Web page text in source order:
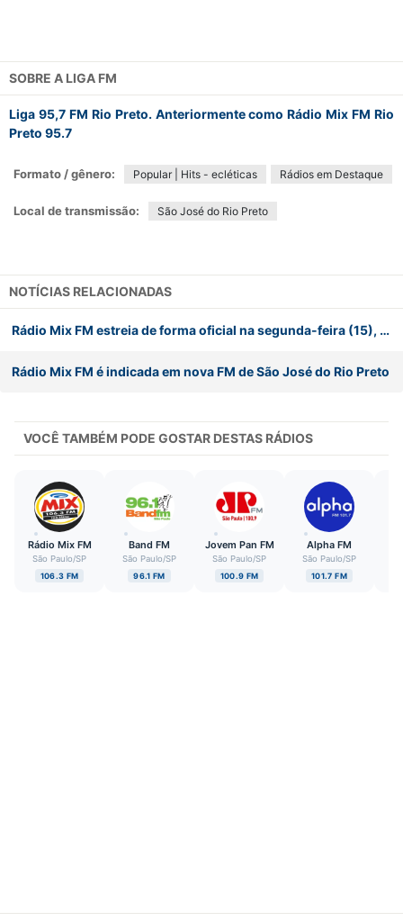
SOBRE A LIGA FM
Liga 95,7 FM Rio Preto. Anteriormente como Rádio Mix FM Rio
Preto 95.7
Formato / gênero: Popular | Hits - ecléticas Rádios em Destaque
Local de transmissão: São José do Rio Preto
NOTÍCIAS RELACIONADAS
Rádio Mix FM estreia de forma oficial na segunda-feira (15), em São José do Rio Preto (SP)
Rádio Mix FM é indicada em nova FM de São José do Rio Preto
VOCÊ TAMBÉM PODE GOSTAR DESTAS RÁDIOS
Rádio Mix FM
São Paulo/SP
106.3 FM
Band FM
São Paulo/SP
96.1 FM
Jovem Pan FM
São Paulo/SP
100.9 FM
Alpha FM
São Paulo/SP
101.7 FM